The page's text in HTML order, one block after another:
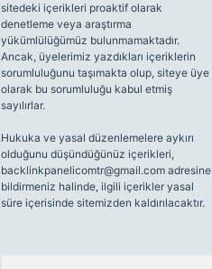
sitedeki içerikleri proaktif olarak
denetleme veya araştırma
yükümlülüğümüz bulunmamaktadır.
Ancak, üyelerimiz yazdıkları içeriklerin
sorumluluğunu taşımakta olup, siteye üye
olarak bu sorumluluğu kabul etmiş
sayılırlar.
Hukuka ve yasal düzenlemelere aykırı
olduğunu düşündüğünüz içerikleri,
backlinkpanelicomtr@gmail.comadresine
bildirmeniz halinde, ilgili içerikler yasal
süre içerisinde sitemizden kaldırılacaktır.